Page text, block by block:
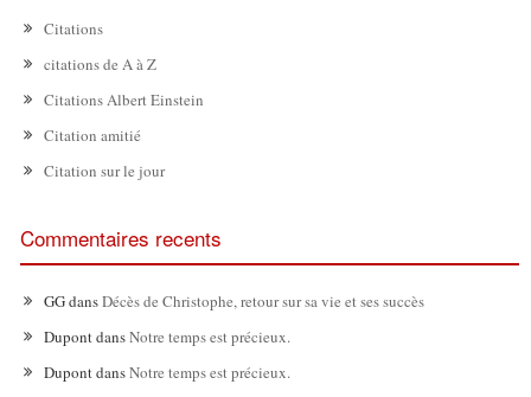
Citations
citations de A à Z
Citations Albert Einstein
Citation amitié
Citation sur le jour
Commentaires recents
GGdansDécès de Christophe, retour sur sa vie et ses succès
DupontdansNotre temps est précieux.
DupontdansNotre temps est précieux.